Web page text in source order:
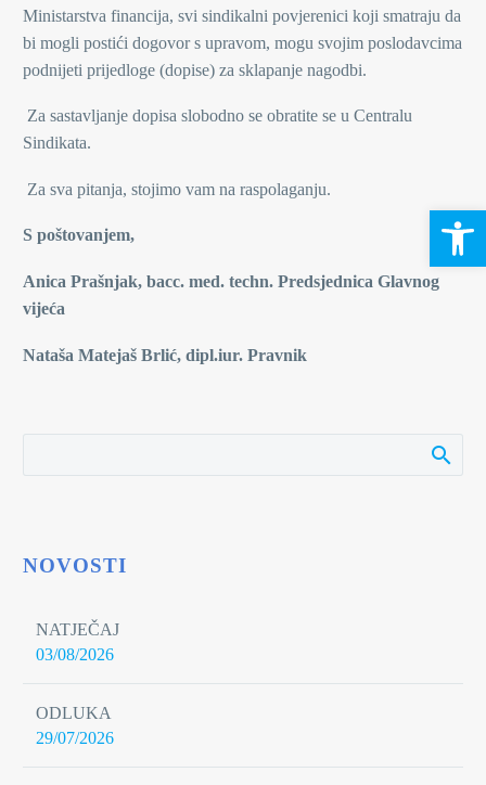
Ministarstva financija, svi sindikalni povjerenici koji smatraju da
bi mogli postići dogovor s upravom, mogu svojim poslodavcima
podnijeti prijedloge (dopise) za sklapanje nagodbi.
Za sastavljanje dopisa slobodno se obratite se u Centralu
Sindikata.
Za sva pitanja, stojimo vam na raspolaganju.
S poštovanjem,
Anica Prašnjak, bacc. med. techn. Predsjednica Glavnog
vijeća
Nataša Matejaš Brlić, dipl.iur. Pravnik
NOVOSTI
NATJEČAJ
03/08/2026
ODLUKA
29/07/2026